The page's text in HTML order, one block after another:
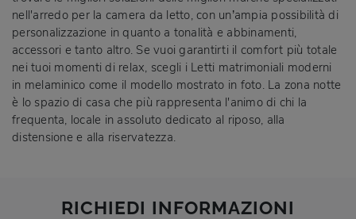
nell'arredo per la camera da letto, con un’ampia possibilità di
personalizzazione in quanto a tonalità e abbinamenti,
accessori e tanto altro. Se vuoi garantirti il comfort più totale
nei tuoi momenti di relax, scegli i Letti matrimoniali moderni
in melaminico come il modello mostrato in foto. La zona notte
è lo spazio di casa che più rappresenta l'animo di chi la
frequenta, locale in assoluto dedicato al riposo, alla
distensione e alla riservatezza.
RICHIEDI INFORMAZIONI